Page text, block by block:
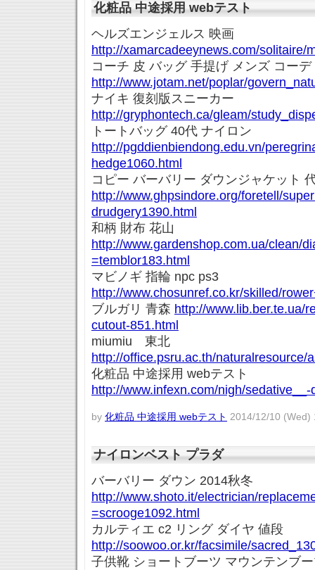
化粧品 中途採用 webテスト
ヘルズエンジェルス 映画
http://xamarcadeeynews.com/solitaire/
コーチ 皮 バッグ 手提げ メンズ コーデ
http://www.jotam.net/poplar/
ナイキ 復刻版スニーカー
http://gryphontech.ca/gleam/
トートバッグ 40代 ナイロン
http://pgddienbiendong.edu.vn/
hedge1060.html
コピー バーバリー ダウンジャケット
http://www.ghpsindore.org/foretell/
drudgery1390.html
和柄 財布 花山
http://www.gardenshop.com.ua/clean/
=temblor183.html
マビノギ 指輪 npc ps3
http://www.chosunref.co.kr/skilled/
ブルガリ 青森 http://www.lib.ber.te.ua/
cutout-851.html
miumiu 東北
http://office.psru.ac.th/naturalresource/
化粧品 中途採用 webテスト
http://www.infexn.com/nigh/
by 化粧品 中途採用 webテスト 2014/12/10 (Wed)
ナイロンベスト プラダ
バーバリー ダウン 2014秋冬
http://www.shoto.it/electrician/
=scrooge1092.html
カルティエ c2 リング ダイヤ 値段
http://soowoo.or.kr/facsimile/
子供靴 ショートブーツ マウンテンブ